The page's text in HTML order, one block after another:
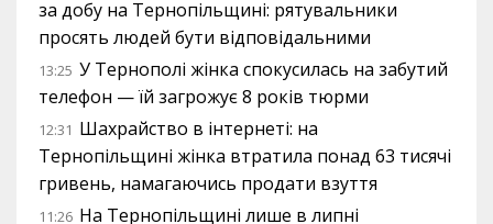
за добу на Тернопільщині: рятувальники
просять людей бути відповідальними
13:25 У Тернополі жінка спокусилась на забутий
телефон — їй загрожує 8 років тюрми
12:31 Шахрайство в інтернеті: на
Тернопільщині жінка втратила понад 63 тисячі
гривень, намагаючись продати взуття
11:26 На Тернопільщині лише в липні